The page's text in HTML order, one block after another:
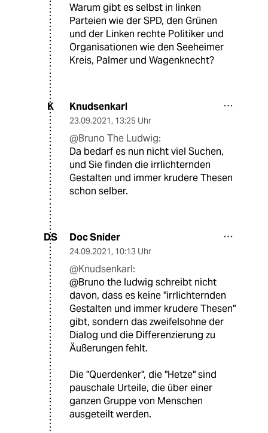
Warum gibt es selbst in linken
Parteien wie der SPD, den Grünen
und der Linken rechte Politiker und
Organisationen wie den Seeheimer
Kreis, Palmer und Wagenknecht?
K Knudsenkarl
23.09.2021, 13:25 Uhr
@Bruno The Ludwig:
Da bedarf es nun nicht viel Suchen,
und Sie finden die irrlichternden
Gestalten und immer krudere Thesen
schon selber.
DS Doc Snider
24.09.2021, 10:13 Uhr
@Knudsenkarl:
@Bruno the ludwig schreibt nicht
davon, dass es keine "irrlichternden
Gestalten und immer krudere Thesen"
gibt, sondern das zweifelsohne der
Dialog und die Differenzierung zu
Äußerungen fehlt.
Die "Querdenker", die "Hetze" sind
pauschale Urteile, die über einer
ganzen Gruppe von Menschen
ausgeteilt werden.